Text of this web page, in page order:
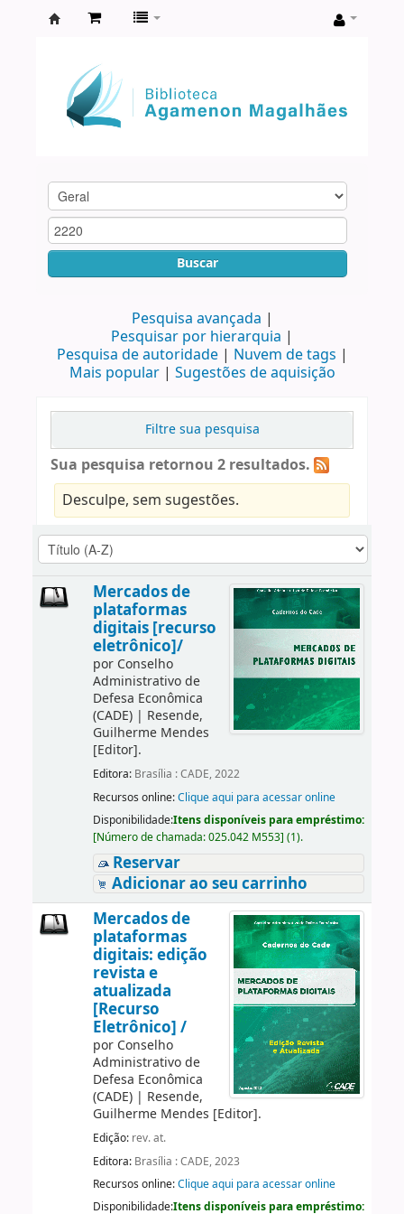
Agamenon
Magalhães
Buscar
Pesquisa avançada
Pesquisar por hierarquia
Pesquisa de autoridade
Nuvem de tags
Mais popular
Sugestões de aquisição
Filtre sua pesquisa
Sua pesquisa retornou 2 resultados.
Desculpe, sem sugestões.
Mercados de
plataformas
digitais [recurso
eletrônico]/
por Conselho
Administrativo de
Defesa Econômica
(CADE)| Resende,
Guilherme Mendes
[Editor].
Editora: Brasília : CADE, 2022
Recursos online:Clique aqui para acessar online
Disponibilidade:Itens disponíveis para empréstimo:
[Número de chamada:025.042 M553] (1).
Reservar
Adicionar ao seu carrinho
Mercados de
plataformas
digitais: edição
revista e
atualizada
[Recurso
Eletrônico] /
por Conselho
Administrativo de
Defesa Econômica
(CADE)| Resende,
Guilherme Mendes [Editor].
Edição: rev. at.
Editora: Brasília : CADE, 2023
Recursos online:Clique aqui para acessar online
Disponibilidade:Itens disponíveis para empréstimo: